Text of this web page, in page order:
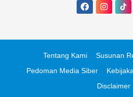
Tentang Kami Susunan
Pedoman Media Siber
Disclaimer